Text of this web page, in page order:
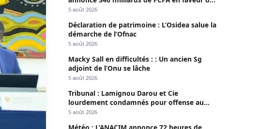
Météo : L’ANACIM annonce 72 heures de
pluies et d’orages sur une grande partie du
pays
5 août 2026
LES PLUS LUS CETTE SEMAINE
Transparence et Redevabilité : Le Forum
Civil réagit au rapport de la cour des
Nouveaux affrontements à la frontière
Maroc-Melilla après des tentatives de